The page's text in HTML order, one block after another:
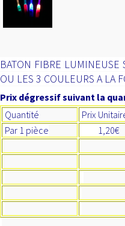
BATON FIBRE LUMINEUSE
OU LES 3 COULEURS A LA
Prix dégressif suivant la
Quantité
Prix
Par 1 pièce
1,20€